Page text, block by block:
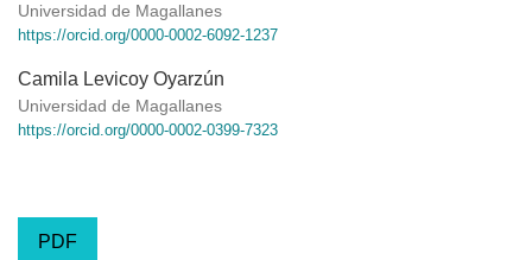
Universidad de Magallanes
https://orcid.org/0000-0002-6092-1237
Camila Levicoy Oyarzún
Universidad de Magallanes
https://orcid.org/0000-0002-0399-7323
PDF